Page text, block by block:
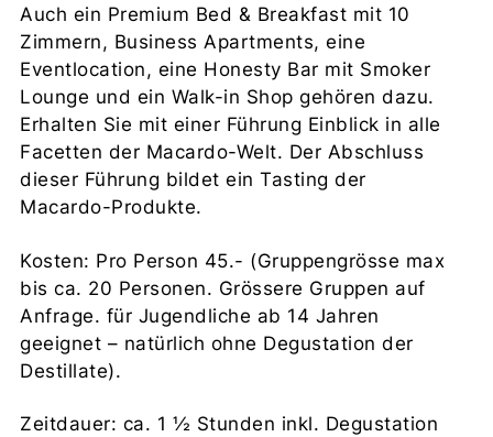
Auch ein Premium Bed & Breakfast mit 10
Zimmern, Business Apartments, eine
Eventlocation, eine Honesty Bar mit Smoker
Lounge und ein Walk-in Shop gehören dazu.
Erhalten Sie mit einer Führung Einblick in alle
Facetten der Macardo-Welt. Der Abschluss
dieser Führung bildet ein Tasting der
Macardo-Produkte.
Kosten: Pro Person 45.- (Gruppengrösse max
bis ca. 20 Personen. Grössere Gruppen auf
Anfrage. für Jugendliche ab 14 Jahren
geeignet – natürlich ohne Degustation der
Destillate).
Zeitdauer: ca. 1 ½ Stunden inkl. Degustation